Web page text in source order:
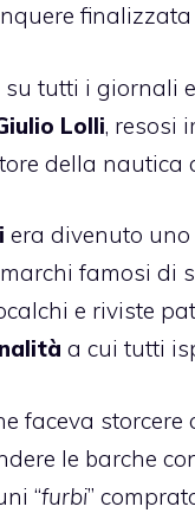
tutti i giornali
Lolli, resosi
della nautica
era divenuto
famosi di
e riviste
a cui tutti
faceva
le barche
“furbi”